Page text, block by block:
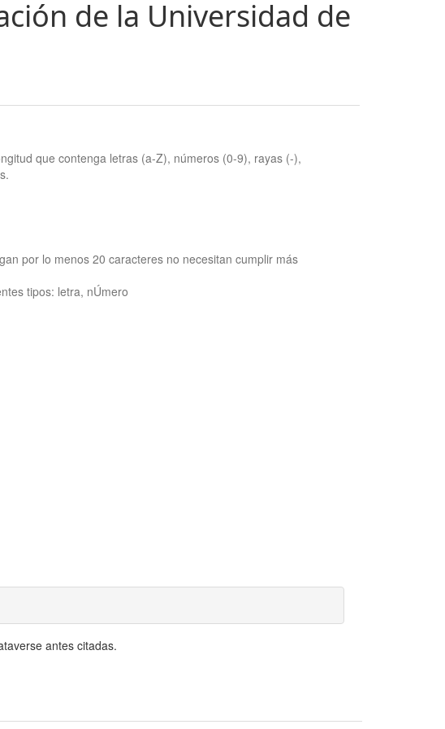
de la Universidad de
que contenga letras (a-Z), números (0-9), rayas (-),
por lo menos 20 caracteres no necesitan cumplir más
tipos: letra, nÚmero
antes citadas.